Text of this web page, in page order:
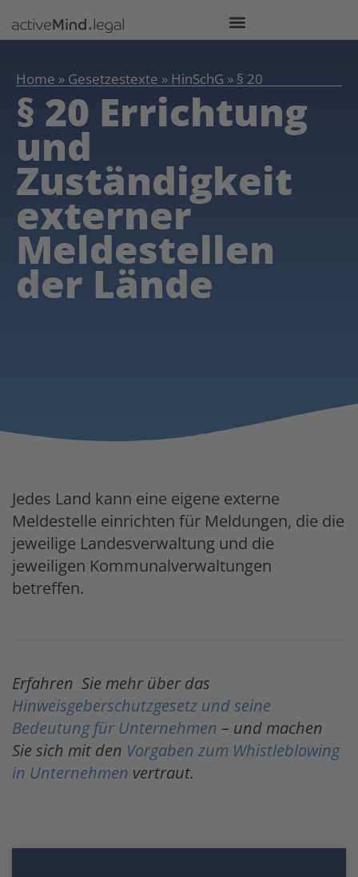
Home » Gesetzestexte » HinSchG » § 20
§ 20 Errichtung
und
Zuständigkeit
externer
Meldestellen
der Lände
Jedes Land kann eine eigene externe
Meldestelle einrichten für Meldungen, die die
jeweilige Landesverwaltung und die
jeweiligen Kommunalverwaltungen
betreffen.
Erfahren Sie mehr über das
Hinweisgeberschutzgesetz und seine
Bedeutung für Unternehmen – und machen
Sie sich mit den Vorgaben zum Whistleblowing
in Unternehmen vertraut.